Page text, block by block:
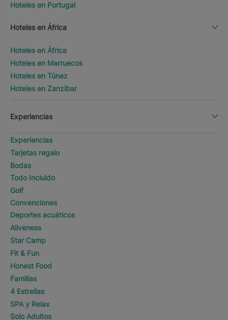
Hoteles en Portugal
Hoteles en África
Hoteles en África
Hoteles en Marruecos
Hoteles en Túnez
Hoteles en Zanzíbar
Experiencias
Experiencias
Tarjetas regalo
Bodas
Todo Incluido
Golf
Convenciones
Deportes acuáticos
Aliveness
Star Camp
Fit & Fun
Honest Food
Familias
4 Estrellas
SPA y Relax
Solo Adultos